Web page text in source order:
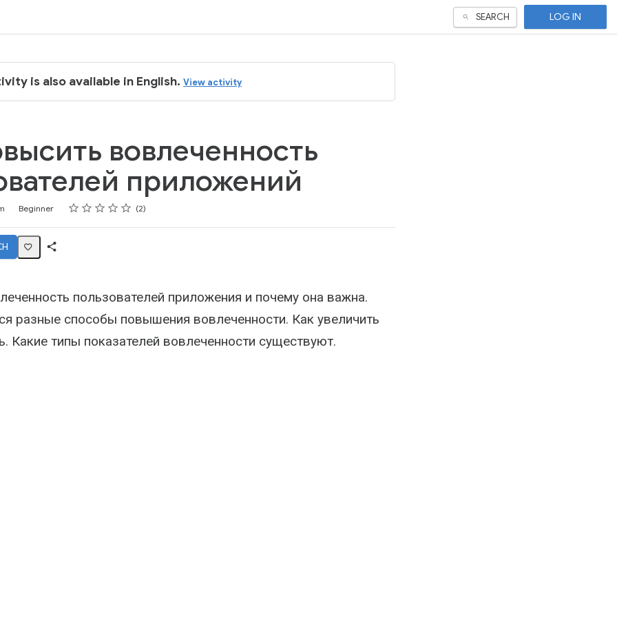
SEARCH LOG IN
is also available in English. View activity
вовлеченность
приложений
Beginner Rating
1 star
2 stars
3 stars
4 stars
5 stars 2
пользователей приложения и почему она важна.
разные способы повышения вовлеченности. Как увеличить
Какие типы показателей вовлеченности существуют.